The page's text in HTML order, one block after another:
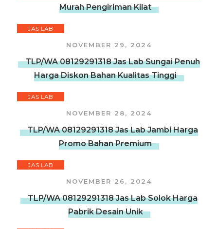
Murah Pengiriman Kilat
JAS LAB
NOVEMBER 29, 2024
TLP/WA 08129291318 Jas Lab Sungai Penuh
Harga Diskon Bahan Kualitas Tinggi
JAS LAB
NOVEMBER 28, 2024
TLP/WA 08129291318 Jas Lab Jambi Harga
Promo Bahan Premium
JAS LAB
NOVEMBER 26, 2024
TLP/WA 08129291318 Jas Lab Solok Harga
Pabrik Desain Unik